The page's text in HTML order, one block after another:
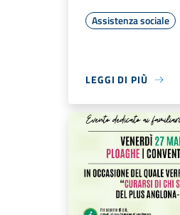
Assistenza sociale
LEGGI DI PIÙ